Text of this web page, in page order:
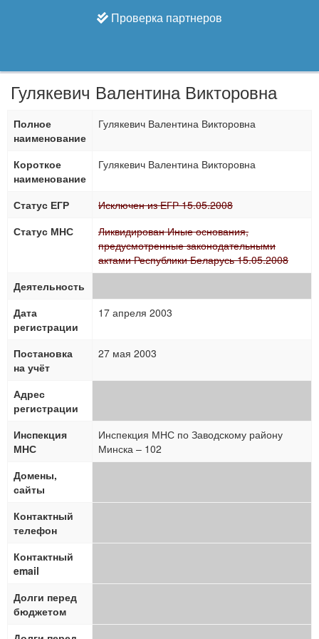
Проверка партнеров
Гулякевич Валентина Викторовна
Полное
наименование
Гулякевич Валентина Викторовна
Короткое
наименование
Гулякевич Валентина Викторовна
Статус ЕГР
Исключен из ЕГР 15.05.2008
Статус МНС
Ликвидирован Иные основания,
предусмотренные законодательными
актами Республики Беларусь 15.05.2008
Деятельность
Дата
регистрации
17 апреля 2003
Постановка
на учёт
27 мая 2003
Адрес
регистрации
Инспекция
МНС
Инспекция МНС по Заводскому району
Минска – 102
Домены,
сайты
Контактный
телефон
Контактный
email
Долги перед
бюджетом